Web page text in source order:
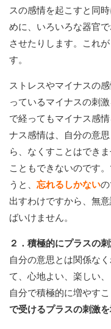
スの感情を起こすと同
めに、いろいろな器官
させたりします。これ
す。
ストレスやマイナスの
っているマイナスの刺
で経ってもマイナス感
ナス感情は、自分の意
ら、なくすことはでき
こともできないのです
うと、 忘れるしかない
出すわけですから、無
ばいけません。
２．積極的にプラスの
自分の意思とは関係な
て、心地よい、楽しい
自分で積極的に増やす
で受けるプラスの刺激